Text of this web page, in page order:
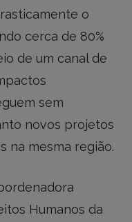
o
cerca de 80%
de um canal de
sem
novos projetos
na mesma região.
Humanos da